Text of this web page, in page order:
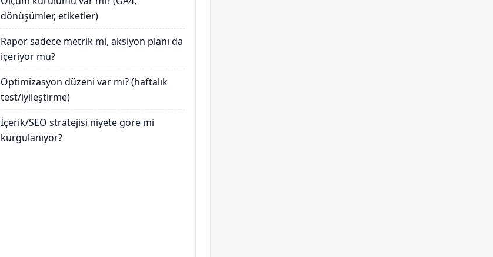
dönüşümler, etiketler)
Rapor sadece metrik mi, aksiyon planı da
içeriyor mu?
Optimizasyon düzeni var mı? (haftalık
test/iyileştirme)
İçerik/SEO stratejisi niyete göre mi
kurgulanıyor?